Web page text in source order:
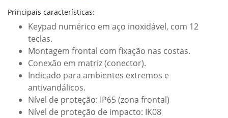
Principais características:
Keypad numérico em aço inoxidável, com 12
teclas.
Montagem frontal com fixação nas costas.
Conexão em matriz (conector).
Indicado para ambientes extremos e
antivandálicos.
Nível de proteção: IP65 (zona frontal)
Nível de proteção de impacto: IK08